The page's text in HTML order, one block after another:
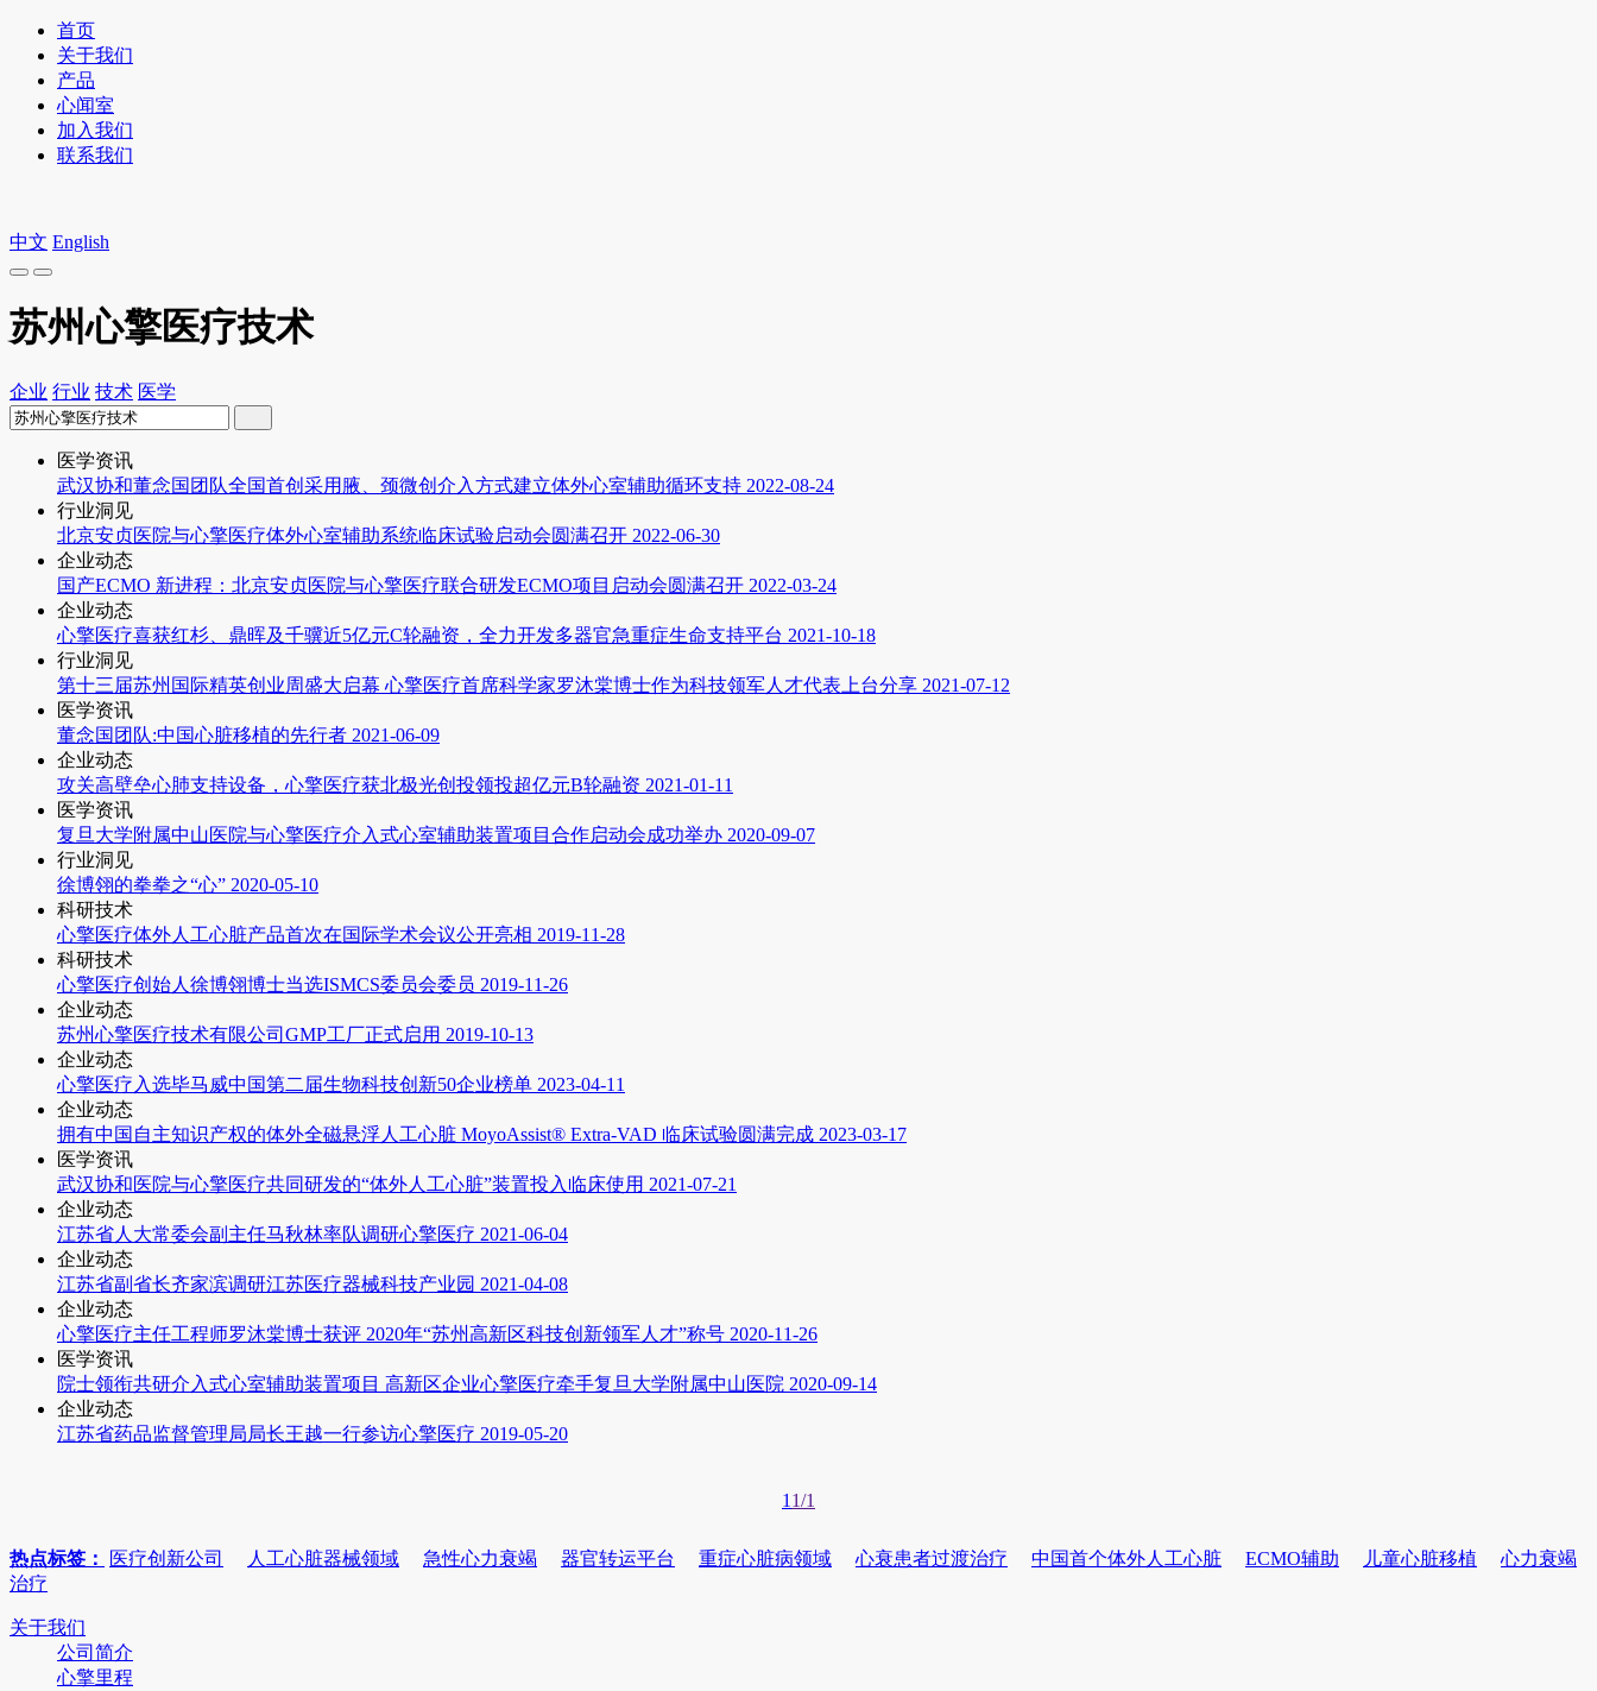
首页
关于我们
产品
心闻室
加入我们
联系我们
中文 English
苏州心擎医疗技术
企业 行业 技术 医学
医学资讯
武汉协和董念国团队全国首创采用腋、颈微创介入方式建立体外心室辅助循环支持 2022-08-24
行业洞见
北京安贞医院与心擎医疗体外心室辅助系统临床试验启动会圆满召开 2022-06-30
企业动态
国产ECMO 新进程：北京安贞医院与心擎医疗联合研发ECMO项目启动会圆满召开 2022-03-24
企业动态
心擎医疗喜获红杉、鼎晖及千骥近5亿元C轮融资，全力开发多器官急重症生命支持平台 2021-10-18
行业洞见
第十三届苏州国际精英创业周盛大启幕 心擎医疗首席科学家罗沐棠博士作为科技领军人才代表上台分享 2021-07-12
医学资讯
董念国团队:中国心脏移植的先行者 2021-06-09
企业动态
攻关高壁垒心肺支持设备，心擎医疗获北极光创投领投超亿元B轮融资 2021-01-11
医学资讯
复旦大学附属中山医院与心擎医疗介入式心室辅助装置项目合作启动会成功举办 2020-09-07
行业洞见
徐博翎的拳拳之“心” 2020-05-10
科研技术
心擎医疗体外人工心脏产品首次在国际学术会议公开亮相 2019-11-28
科研技术
心擎医疗创始人徐博翎博士当选ISMCS委员会委员 2019-11-26
企业动态
苏州心擎医疗技术有限公司GMP工厂正式启用 2019-10-13
企业动态
心擎医疗入选毕马威中国第二届生物科技创新50企业榜单 2023-04-11
企业动态
拥有中国自主知识产权的体外全磁悬浮人工心脏 MoyoAssist® Extra-VAD 临床试验圆满完成 2023-03-17
医学资讯
武汉协和医院与心擎医疗共同研发的“体外人工心脏”装置投入临床使用 2021-07-21
企业动态
江苏省人大常委会副主任马秋林率队调研心擎医疗 2021-06-04
企业动态
江苏省副省长齐家滨调研江苏医疗器械科技产业园 2021-04-08
企业动态
心擎医疗主任工程师罗沐棠博士获评 2020年“苏州高新区科技创新领军人才”称号 2020-11-26
医学资讯
院士领衔共研介入式心室辅助装置项目 高新区企业心擎医疗牵手复旦大学附属中山医院 2020-09-14
企业动态
江苏省药品监督管理局局长王越一行参访心擎医疗 2019-05-20
1 1/1
热点标签： 医疗创新公司 人工心脏器械领域 急性心力衰竭 器官转运平台 重症心脏病领域 心衰患者过渡治疗 中国首个体外人工心脏 ECMO辅助 儿童心脏移植
心力衰竭
治疗
关于我们
公司简介
心擎里程